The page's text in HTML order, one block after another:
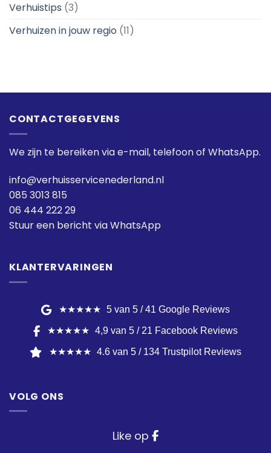
Verhuistips (3)
Verhuizen in jouw regio (11)
CONTACTGEGEVENS
We zijn te bereiken via e-mail, telefoon of WhatsApp.
info@verhuisservicenederland.nl
085 3013 815
06 444 222 29
Stuur een bericht via WhatsApp
KLANTERVARINGEN
★★★★★ 5 van 5 / 41 Google Reviews
★★★★★ 4,9 van 5 / 21 Facebook Reviews
★★★★★ 4.6 van 5 / 134 Trustpilot Reviews
VOLG ONS
Like op